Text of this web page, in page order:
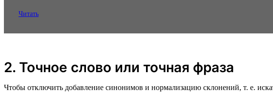
Читать
2. Точное слово или точная фраза
Чтобы отключить добавление синонимов и нормализацию склонений, т. е.